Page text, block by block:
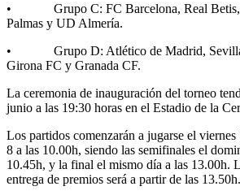
• Grupo C: FC Barcelona, Real Betis,
Palmas y UD Almería.
• Grupo D: Atlético de Madrid, Sevilla
Girona FC y Granada CF.
La ceremonia de inauguración del torneo
junio a las 19:30 horas en el Estadio de la
Los partidos comenzarán a jugarse el
8 a las 10.00h, siendo las semifinales el
10.45h, y la final el mismo día a las 13.00h.
entrega de premios será a partir de las 13.50h.